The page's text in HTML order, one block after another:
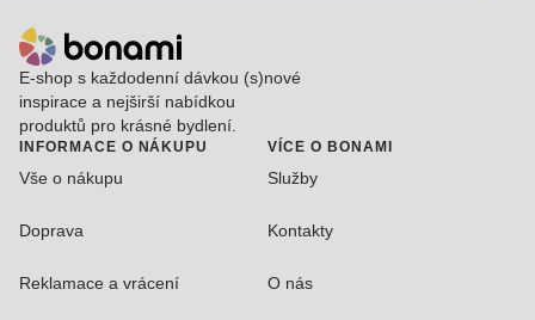
E-shop s každodenní dávkou (s)nové
inspirace a nejširší nabídkou
produktů pro krásné bydlení.
INFORMACE O NÁKUPU
Vše o nákupu
Doprava
Reklamace a vrácení
VÍCE O BONAMI
Služby
Kontakty
O nás